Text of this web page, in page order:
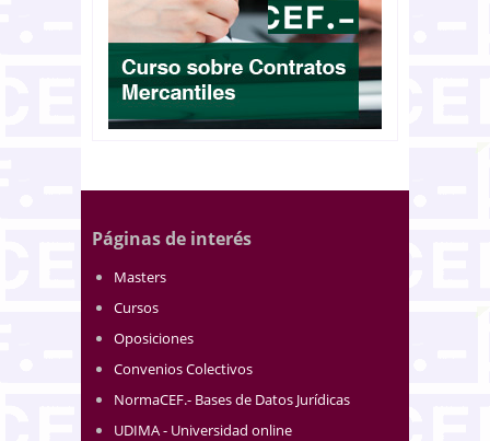
Páginas de interés
Masters
Cursos
Oposiciones
Convenios Colectivos
NormaCEF.- Bases de Datos Jurídicas
UDIMA - Universidad online